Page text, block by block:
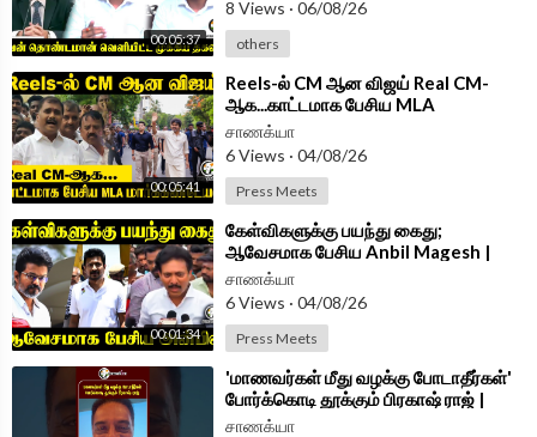
00:05:37
8 Views · 06/08/26
others
00:05:41
⁣Reels-ல் CM ஆன விஜய் Real CM-
ஆக...காட்டமாக பேசிய MLA
Markandeyan | Press Meet | dmk
சாணக்யா
6 Views · 04/08/26
Press Meets
00:01:34
⁣கேள்விகளுக்கு பயந்து கைது;
ஆவேசமாக பேசிய Anbil Magesh |
Press Meet | Trichy | Udhayanidhi
Arrest
சாணக்யா
6 Views · 04/08/26
Press Meets
⁣'மாணவர்கள் மீது வழக்கு போடாதீர்கள்'
போர்க்கொடி தூக்கும் பிரகாஷ் ராஜ் |
#shorts | #chanakyaa
சாணக்யா